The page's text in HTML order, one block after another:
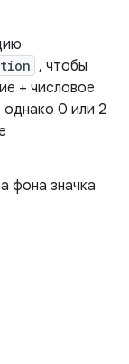
, чтобы
+ числовое
0 или 2
фона значка